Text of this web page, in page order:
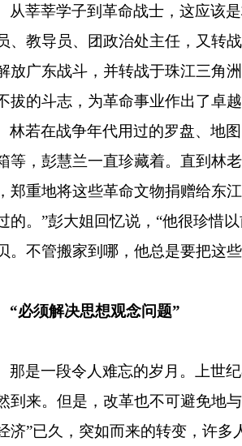
从莘莘学子到革命战士，这应该
、教导员、团政治处主任，又转
放广东战斗，并转战于珠江三角
拔的斗志，为革命事业作出了卓
林若在战争年代用过的罗盘、地
等，彭慧兰一直珍藏着。直到林
郑重地将这些革命文物捐赠给东
的。”彭大姐回忆说，“他很珍惜
。不管搬家到哪，他总是要把这
“必须解决思想观念问题”
那是一段令人难忘的岁月。上世纪
到来。但是，改革也不可避免地
济”已久，突如而来的转变，许多